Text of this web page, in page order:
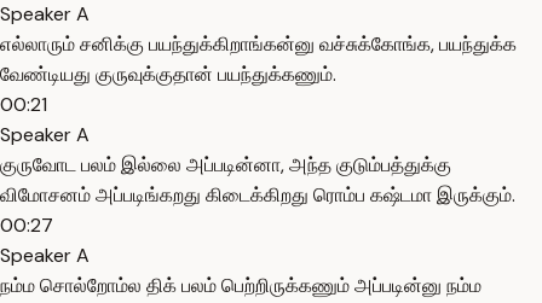
Speaker A
எல்லாரும் சனிக்கு பயந்துக்கிறாங்கன்னு வச்சுக்கோங்க, பயந்துக்க
வேண்டியது குருவுக்குதான் பயந்துக்கணும்.
00:21
Speaker A
குருவோட பலம் இல்லை அப்படின்னா, அந்த குடும்பத்துக்கு
விமோசனம் அப்படிங்கறது கிடைக்கிறது ரொம்ப கஷ்டமா இருக்கும்.
00:27
Speaker A
நம்ம சொல்றோம்ல திக் பலம் பெற்றிருக்கணும் அப்படின்னு நம்ம